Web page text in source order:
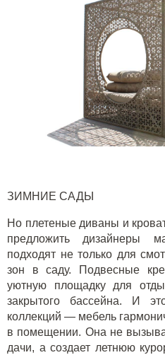
ЗИМНИЕ САДЫ
Но плетеные диваны и
предложить дизайнеры
подходят не только для
зон в саду. Подвесные
уютную площадку для
закрытого бассейна. И
коллекций — мебель
в помещении. Она не
дачи, а создает летнюю